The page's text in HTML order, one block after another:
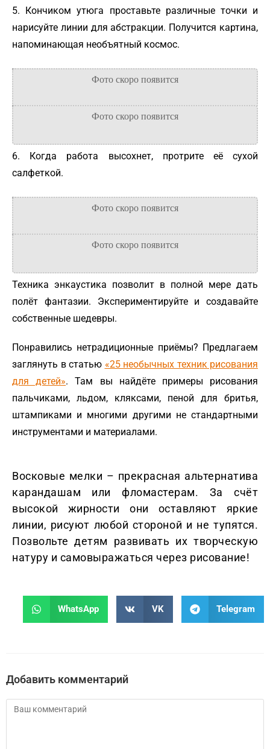
5. Кончиком утюга проставьте различные точки и
нарисуйте линии для абстракции. Получится картина,
напоминающая необъятный космос.
6. Когда работа высохнет, протрите её сухой
салфеткой.
Техника энкаустика позволит в полной мере дать
полёт фантазии. Экспериментируйте и создавайте
собственные шедевры.
Понравились нетрадиционные приёмы? Предлагаем
заглянуть в статью «25 необычных техник рисования
для детей». Там вы найдёте примеры рисования
пальчиками, льдом, кляксами, пеной для бритья,
штампиками и многими другими не стандартными
инструментами и материалами.
Восковые мелки – прекрасная альтернатива
карандашам или фломастерам. За счёт
высокой жирности они оставляют яркие
линии, рисуют любой стороной и не тупятся.
Позвольте детям развивать их творческую
натуру и самовыражаться через рисование!
WhatsApp VK Telegram
Добавить комментарий